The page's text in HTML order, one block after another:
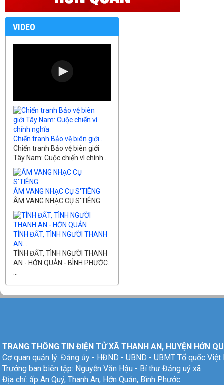
VIDEO
Chiến tranh Bảo vệ biên giới...
Chiến tranh Bảo vệ biên giới
Tây Nam: Cuộc chiến vì chính...
ÂM VANG NHẠC CỤ S'TIÊNG
ÂM VANG NHẠC CỤ S'TIÊNG
TÌNH ĐẤT, TÌNH NGƯỜI THANH
AN...
TÌNH ĐẤT, TÌNH NGƯỜI THANH
AN - HỚN QUẢN - BÌNH PHƯỚC.
TRANG THÔNG TIN ĐIỆN TỬ XÃ THANH AN, HUYỆN HỚN
Cơ quan quản lý: Đảng ủy - HĐND - UBND - UBMT Tổ quốc Việt
Trưởng ban biên tập: Nguyễn Văn Hậu - Bí thư Đảng uỷ xã
Địa chỉ: ấp An Quý, Thanh An, Hớn Quản, Bình Phước.